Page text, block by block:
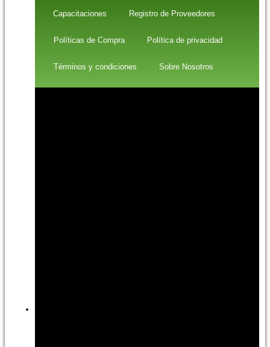
Capacitaciones Registro de Proveedores
Políticas de Compra Política de privacidad
Términos y condiciones Sobre Nosotros